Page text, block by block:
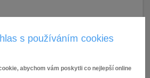
s používáním cookies
abychom vám poskytli co nejlepší online